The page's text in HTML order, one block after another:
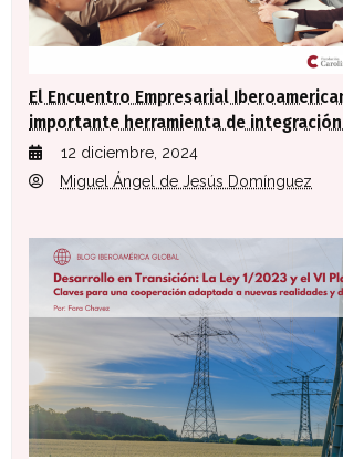
El Encuentro Empresarial
importante herramienta de
12 diciembre, 2024
Miguel Ángel de Jesús Domínguez